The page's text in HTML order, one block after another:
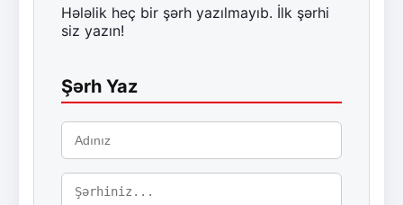
Hələlik heç bir şərh yazılmayıb. İlk şərhi
siz yazın!
Şərh Yaz